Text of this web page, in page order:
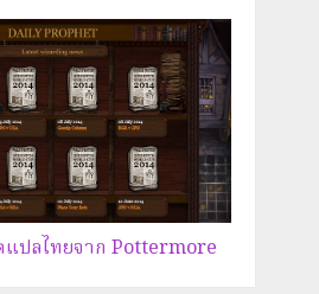
แปลไทยจาก Pottermore